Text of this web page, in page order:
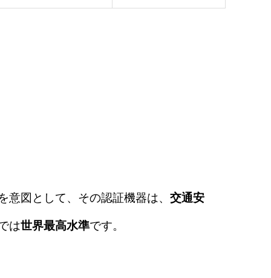
図として、その認証機器は、 交通安
は世界最高水準です。